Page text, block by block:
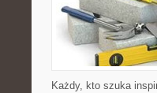
Każdy, kto szuka